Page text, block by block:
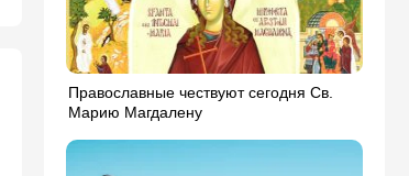
Православные чествуют сегодня Св.
Марию Магдалену